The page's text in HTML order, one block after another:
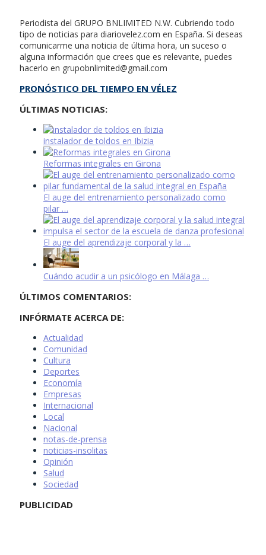
Periodista del GRUPO BNLIMITED N.W. Cubriendo todo
tipo de noticias para diariovelez.com en España. Si deseas
comunicarme una noticia de última hora, un suceso o
alguna información que crees que es relevante, puedes
hacerlo en grupobnlimited@gmail.com
PRONÓSTICO DEL TIEMPO EN VÉLEZ
ÚLTIMAS NOTICIAS:
instalador de toldos en Ibizia
Reformas integrales en Girona
El auge del entrenamiento personalizado como
pilar …
El auge del aprendizaje corporal y la …
Cuándo acudir a un psicólogo en Málaga …
ÚLTIMOS COMENTARIOS:
INFÓRMATE ACERCA DE:
Actualidad
Comunidad
Cultura
Deportes
Economía
Empresas
Internacional
Local
Nacional
notas-de-prensa
noticias-insolitas
Opinión
Salud
Sociedad
PUBLICIDAD